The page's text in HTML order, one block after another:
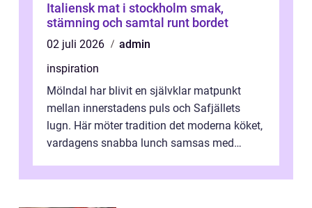
Italiensk mat i stockholm smak,
stämning och samtal runt bordet
02 juli 2026
admin
inspiration
Mölndal har blivit en självklar matpunkt
mellan innerstadens puls och Safjällets
lugn. Här möter tradition det moderna köket,
vardagens snabba lunch samsas med